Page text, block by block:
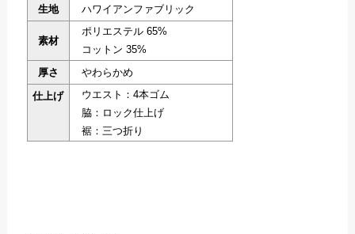
生地
ハワイアンファブリック
素材
ポリエステル 65%
コットン 35%
厚さ
やわらかめ
仕上げ
ウエスト：4本ゴム
脇：ロック仕上げ
裾：三つ折り